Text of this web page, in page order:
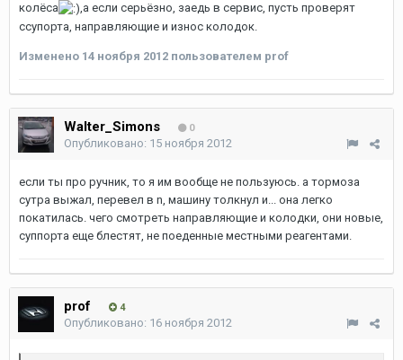
колёса
,а если серьёзно, заедь в сервис, пусть проверят
ссупорта, направляющие и износ колодок.
Изменено 14 ноября 2012 пользователем prof
Walter_Simons 0
Опубликовано: 15 ноября 2012
если ты про ручник, то я им вообще не пользуюсь. а тормоза
сутра выжал, перевел в n, машину толкнул и... она легко
покатилась. чего смотреть направляющие и колодки, они новые,
суппорта еще блестят, не поеденные местными реагентами.
prof 4
Опубликовано: 16 ноября 2012